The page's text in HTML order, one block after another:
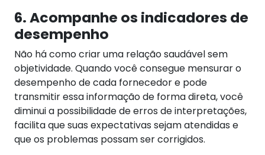
6. Acompanhe os indicadores de
desempenho
Não há como criar uma relação saudável sem
objetividade. Quando você consegue mensurar o
desempenho de cada fornecedor e pode
transmitir essa informação de forma direta, você
diminui a possibilidade de erros de interpretações,
facilita que suas expectativas sejam atendidas e
que os problemas possam ser corrigidos.